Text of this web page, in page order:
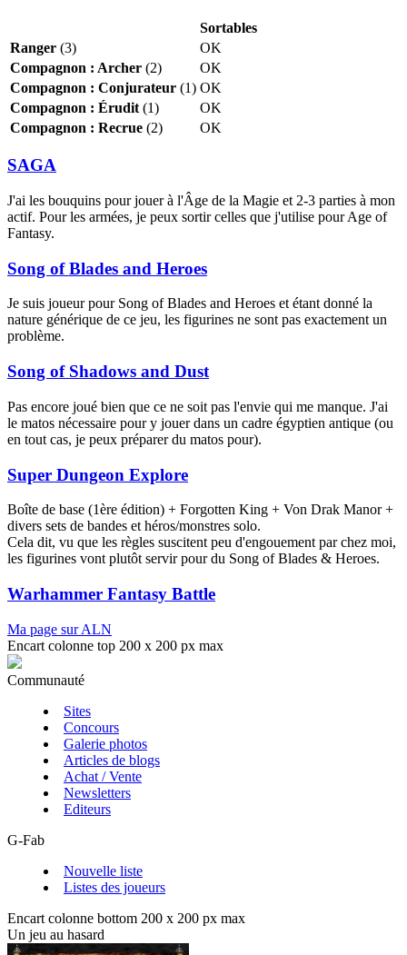
Sortables
Ranger (3)
OK
Compagnon : Archer (2)
OK
Compagnon : Conjurateur (1) OK
Compagnon : Érudit (1)
OK
Compagnon : Recrue (2) OK
SAGA
J'ai les bouquins pour jouer à l'Âge de la Magie et 2-3 parties à mon
actif. Pour les armées, je peux sortir celles que j'utilise pour Age of
Fantasy.
Song of Blades and Heroes
Je suis joueur pour Song of Blades and Heroes et étant donné la
nature générique de ce jeu, les figurines ne sont pas exactement un
problème.
Song of Shadows and Dust
Pas encore joué bien que ce ne soit pas l'envie qui me manque. J'ai
le matos nécessaire pour y jouer dans un cadre égyptien antique (ou
en tout cas, je peux préparer du matos pour).
Super Dungeon Explore
Boîte de base (1ère édition) + Forgotten King + Von Drak Manor +
divers sets de bandes et héros/monstres solo.
Cela dit, vu que les règles suscitent peu d'engouement par chez moi,
les figurines vont plutôt servir pour du Song of Blades & Heroes.
Warhammer Fantasy Battle
Ma page sur ALN
Encart colonne top 200 x 200 px max
Communauté
Sites
Concours
Galerie photos
Articles de blogs
Achat / Vente
Newsletters
Editeurs
G-Fab
Nouvelle liste
Listes des joueurs
Encart colonne bottom 200 x 200 px max
Un jeu au hasard